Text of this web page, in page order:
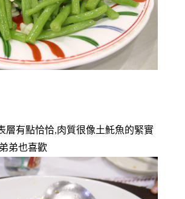
層有點恰恰,肉質很像土魠魚的緊實
弟也喜歡